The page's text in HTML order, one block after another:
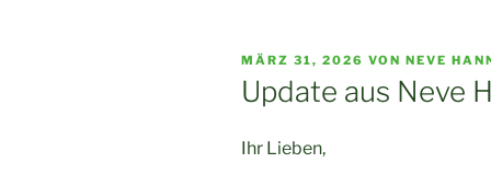
VERÖFFENTLICHT
AM
MÄRZ 31, 2026 VON NEVE
Update aus Neve
Ihr Lieben,